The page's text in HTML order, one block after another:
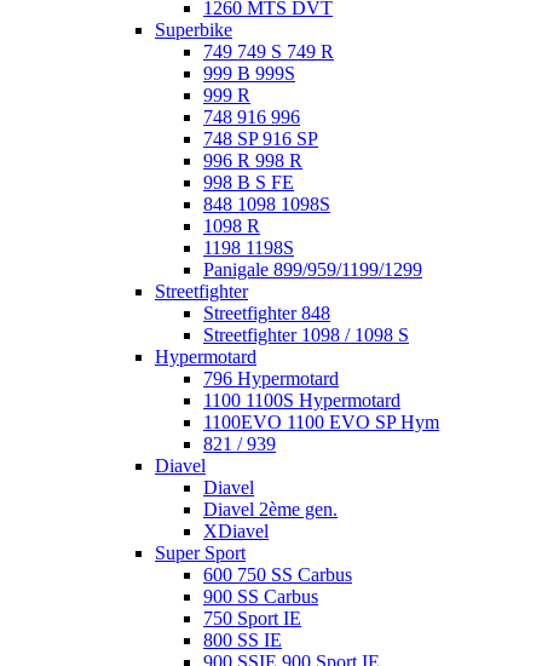
1260 MTS DVT
Superbike
749 749 S 749 R
999 B 999S
999 R
748 916 996
748 SP 916 SP
996 R 998 R
998 B S FE
848 1098 1098S
1098 R
1198 1198S
Panigale 899/959/1199/1299
Streetfighter
Streetfighter 848
Streetfighter 1098 / 1098 S
Hypermotard
796 Hypermotard
1100 1100S Hypermotard
1100EVO 1100 EVO SP Hym
821 / 939
Diavel
Diavel
Diavel 2ème gen.
XDiavel
Super Sport
600 750 SS Carbus
900 SS Carbus
750 Sport IE
800 SS IE
900 SSIE 900 Sport IE